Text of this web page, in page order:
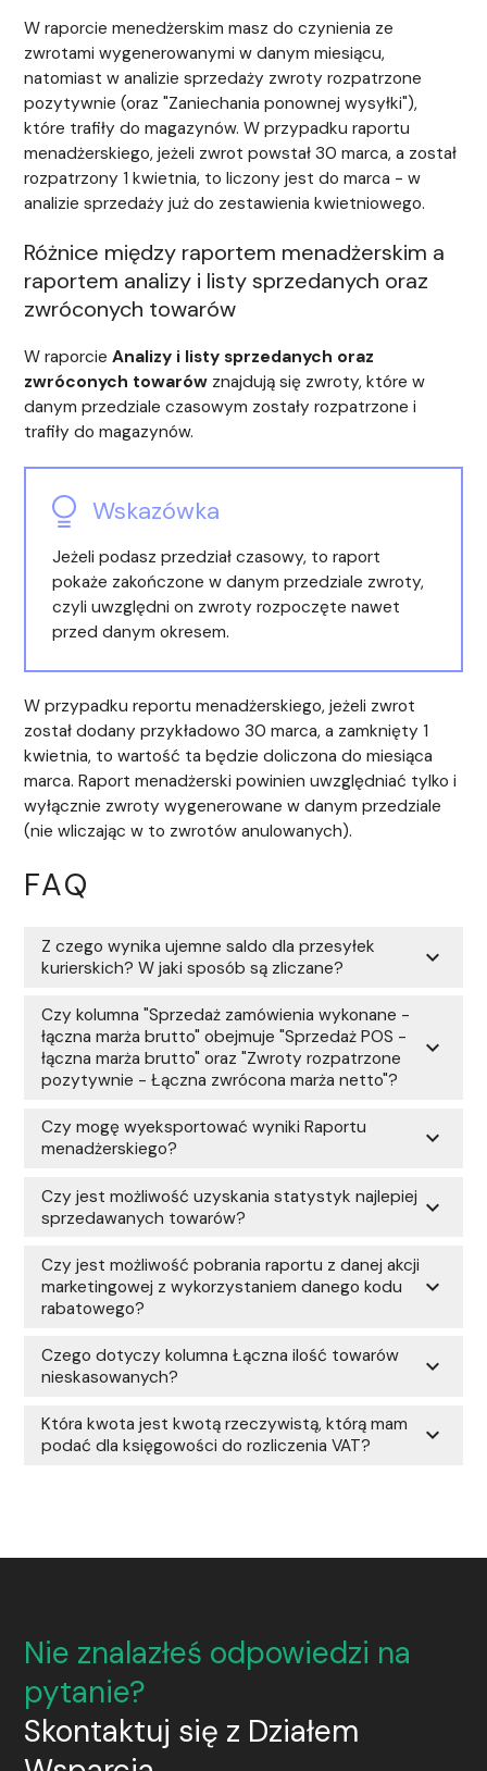
W raporcie menedżerskim masz do czynienia ze
zwrotami wygenerowanymi w danym miesiącu,
natomiast w analizie sprzedaży zwroty rozpatrzone
pozytywnie (oraz "Zaniechania ponownej wysyłki"),
które trafiły do magazynów. W przypadku raportu
menadżerskiego, jeżeli zwrot powstał 30 marca, a został
rozpatrzony 1 kwietnia, to liczony jest do marca - w
analizie sprzedaży już do zestawienia kwietniowego.
Różnice między raportem menadżerskim a
raportem analizy i listy sprzedanych oraz
zwróconych towarów
W raporcieAnalizy i listy sprzedanych oraz
zwróconych towarów znajdują się zwroty, które w
danym przedziale czasowym zostały rozpatrzone i
trafiły do magazynów.
Wskazówka
Jeżeli podasz przedział czasowy, to raport
pokaże zakończone w danym przedziale zwroty,
czyli uwzględni on zwroty rozpoczęte nawet
przed danym okresem.
W przypadku reportu menadżerskiego, jeżeli zwrot
został dodany przykładowo 30 marca, a zamknięty 1
kwietnia, to wartość ta będzie doliczona do miesiąca
marca. Raport menadżerski powinien uwzględniać tylko i
wyłącznie zwroty wygenerowane w danym przedziale
(nie wliczając w to zwrotów anulowanych).
FAQ
Z czego wynika ujemne saldo dla przesyłek
kurierskich? W jaki sposób są zliczane?
expand_more
Czy kolumna "Sprzedaż zamówienia wykonane -
łączna marża brutto" obejmuje "Sprzedaż POS -
łączna marża brutto" oraz "Zwroty rozpatrzone
pozytywnie - Łączna zwrócona marża netto"?
expand_more
Czy mogę wyeksportować wyniki Raportu
menadżerskiego?
expand_more
Czy jest możliwość uzyskania statystyk najlepiej
sprzedawanych towarów?
expand_more
Czy jest możliwość pobrania raportu z danej akcji
marketingowej z wykorzystaniem danego kodu
rabatowego?
expand_more
Czego dotyczy kolumna Łączna ilość towarów
nieskasowanych?
expand_more
Która kwota jest kwotą rzeczywistą, którą mam
podać dla księgowości do rozliczenia VAT?
expand_more
Nie znalazłeś odpowiedzi na
pytanie?
Skontaktuj się z Działem